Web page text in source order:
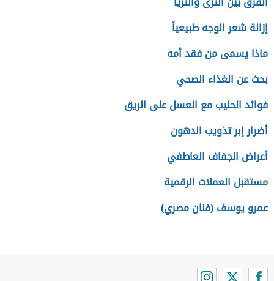
إزالة شعر الوجه طبيعياً
ماذا يسمى من فقد أمه
بحث عن الغذاء الصحي
فوائد الحليب مع العسل على الريق
أضرار إبر تذويب الدهون
أعراض الجفاف العاطفي
مستقبل العملات الرقمية
عمرو يوسف (فنان مصري)